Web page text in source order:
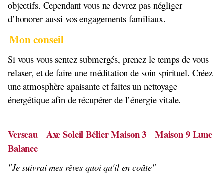
objectifs. Cependant vous ne devrez pas négliger
d’honorer aussi vos engagements familiaux.
Mon conseil
Si vous vous sentez submergés, prenez le temps de vous
relaxer, et de faire une méditation de soin spirituel. Créez
une atmosphère apaisante et faites un nettoyage
énergétique afin de récupérer de l’énergie vitale.
Verseau Axe Soleil Bélier Maison 3 Maison 9 Lune
Balance
"Je suivrai mes rêves quoi qu'il en coûte"